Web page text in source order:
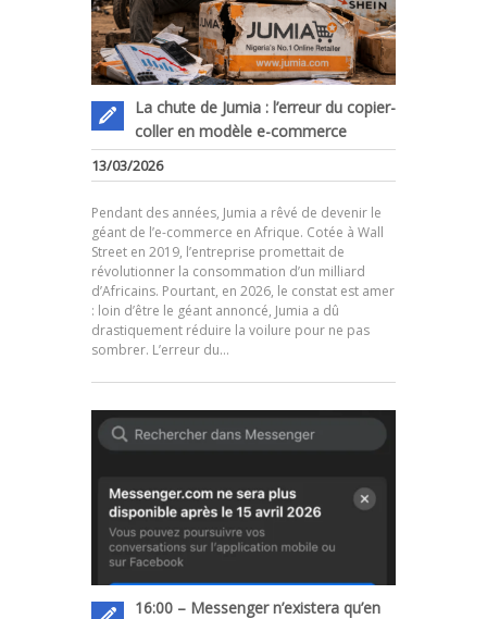
La chute de Jumia : l’erreur du copier-
coller en modèle e-commerce
13/03/2026
Pendant des années, Jumia a rêvé de devenir le
géant de l’e-commerce en Afrique. Cotée à Wall
Street en 2019, l’entreprise promettait de
révolutionner la consommation d’un milliard
d’Africains. Pourtant, en 2026, le constat est amer
: loin d’être le géant annoncé, Jumia a dû
drastiquement réduire la voilure pour ne pas
sombrer. L’erreur du…
16:00 – Messenger n’existera qu’en